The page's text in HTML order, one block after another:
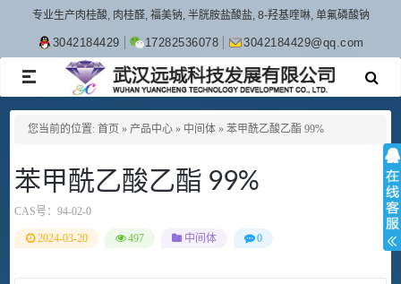
专业生产肉桂酸, 肉桂醛, 福美钠, 半胱胺盐酸盐, 8-羟基喹啉, 单氟磷酸钠
3042184429 17282536078 3042184429@qq.com
TOGGLE
NAVIGATION
您当前的位置: 首页 » 产品中心 » 中间体 » 苯甲酰乙酸乙酯 99%
苯甲酰乙酸乙酯 99%
CAS号： 94-02-0
2024-03-20 497 中间体 0